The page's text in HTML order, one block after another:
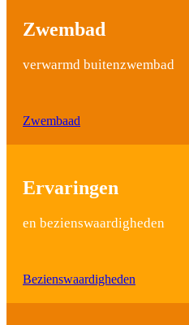
Zwembad
verwarmd buitenzwembad
Zwembaad
Ervaringen
en bezienswaardigheden
Bezienswaardigheden